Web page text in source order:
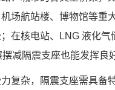
场航站楼、博物馆等重
在核电站、LNG 液化
减隔震支座也能发挥良
复杂，隔震支座需具备